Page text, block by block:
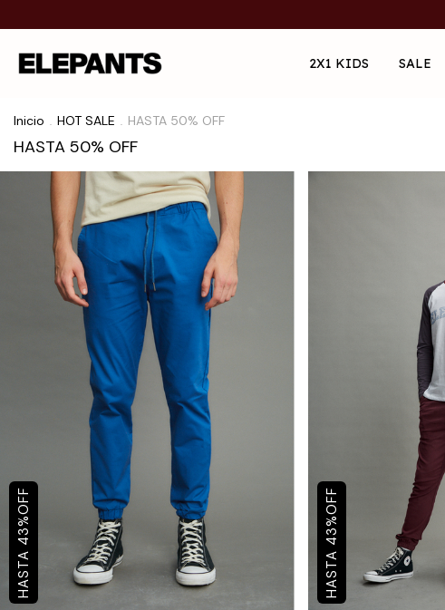
2X1 KIDS SALE
Inicio HOT SALE HASTA 50% OFF
HASTA 50% OFF
43
%
OFF
43
%
OFF